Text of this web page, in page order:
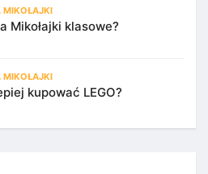
MIKOŁAJKI
Mikołajki klasowe?
MIKOŁAJKI
kupować LEGO?